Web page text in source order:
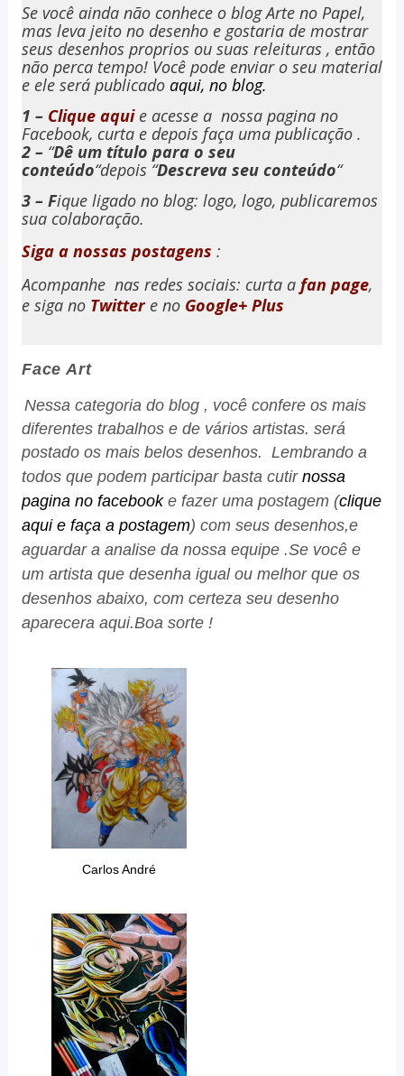
Se você ainda não conhece o blog Arte no Papel,
mas leva jeito no desenho e gostaria de mostrar
seus desenhos proprios ou suas releituras , então
não perca tempo! Você pode enviar o seu material
e ele será publicado aqui, no blog.
1 – Clique aquie acesse a nossa pagina no
Facebook, curta e depois faça uma publicação .
2 – “Dê um título para o seu
conteúdo“depois “Descreva seu conteúdo“
3 – Fique ligado no blog: logo, logo, publicaremos
sua colaboração.
Siga a nossas postagens :
Acompanhe nas redes sociais: curta a fan page,
e siga no Twittere no Google+ Plus
Face Art
Nessa categoria do blog , você confere os mais
diferentes trabalhos e de vários artistas. será
postado os mais belos desenhos. Lembrando a
todos que podem participar basta cutir nossa
pagina no facebookefazer uma postagem (clique
aqui e faça a postagem) com seus desenhos,e
aguardar a analise da nossa equipe .Se você e
um artista que desenha igual ou melhor que os
desenhos abaixo, com certeza seu desenho
aparecera aqui.Boa sorte !
Carlos André